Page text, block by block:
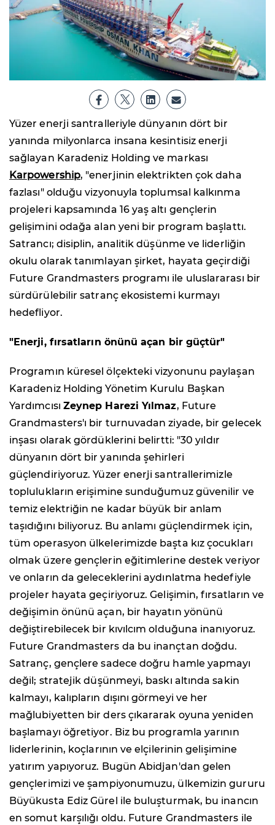
Yüzer enerji santralleriyle dünyanın dört bir
yanında milyonlarca insana kesintisiz enerji
sağlayan Karadeniz Holding ve markası
Karpowership, "enerjinin elektrikten çok daha
fazlası" olduğu vizyonuyla toplumsal kalkınma
projeleri kapsamında 16 yaş altı gençlerin
gelişimini odağa alan yeni bir program başlattı.
Satrancı; disiplin, analitik düşünme ve liderliğin
okulu olarak tanımlayan şirket, hayata geçirdiği
Future Grandmasters programı ile uluslararası bir
sürdürülebilir satranç ekosistemi kurmayı
hedefliyor.
"Enerji, fırsatların önünü açan bir güçtür"
Programın küresel ölçekteki vizyonunu paylaşan
Karadeniz Holding Yönetim Kurulu Başkan
Yardımcısı Zeynep Harezi Yılmaz, Future
Grandmasters'ı bir turnuvadan ziyade, bir gelecek
inşası olarak gördüklerini belirtti: "30 yıldır
dünyanın dört bir yanında şehirleri
güçlendiriyoruz. Yüzer enerji santrallerimizle
toplulukların erişimine sunduğumuz güvenilir ve
temiz elektriğin ne kadar büyük bir anlam
taşıdığını biliyoruz. Bu anlamı güçlendirmek için,
tüm operasyon ülkelerimizde başta kız çocukları
olmak üzere gençlerin eğitimlerine destek veriyor
ve onların da geleceklerini aydınlatma hedefiyle
projeler hayata geçiriyoruz. Gelişimin, fırsatların ve
değişimin önünü açan, bir hayatın yönünü
değiştirebilecek bir kıvılcım olduğuna inanıyoruz.
Future Grandmasters da bu inançtan doğdu.
Satranç, gençlere sadece doğru hamle yapmayı
değil; stratejik düşünmeyi, baskı altında sakin
kalmayı, kalıpların dışını görmeyi ve her
mağlubiyetten bir ders çıkararak oyuna yeniden
başlamayı öğretiyor. Biz bu programla yarının
liderlerinin, koçlarının ve elçilerinin gelişimine
yatırım yapıyoruz. Bugün Abidjan'dan gelen
gençlerimizi ve şampiyonumuzu, ülkemizin gururu
Büyükusta Ediz Gürel ile buluşturmak, bu inancın
en somut karşılığı oldu. Future Grandmasters ile